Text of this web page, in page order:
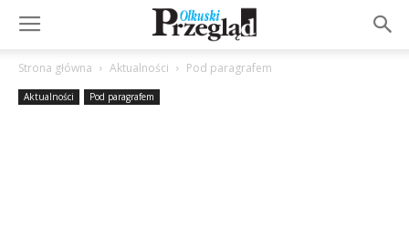
Strona główna Aktualności Pod paragrafem
Aktualności Pod paragrafem